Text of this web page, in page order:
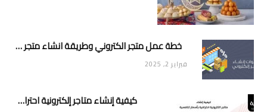
خطة عمل متجر الكتروني وطريقة انشاء متجر خاص ناجح ومميز
فبراير 2, 2025
كيفية إنشاء متاجر إلكترونية احترافية بأسعار تنافسية